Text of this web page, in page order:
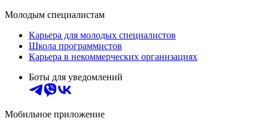
Молодым специалистам
Карьера для молодых специалистов
Школа программистов
Карьера в некоммерческих организациях
Боты для уведомлений
Мобильное приложение